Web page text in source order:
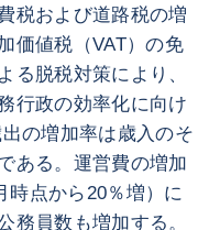
税および道路税の増
価値税（VAT）の免
る脱税対策により、
行政の効率化に向け
の増加率は歳入のそ
ある。運営費の増加
時点から20％増）に
務員数も増加する。